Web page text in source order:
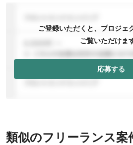
ご登録いただくと、プロジェ
ご覧いただけま
応募する
類似のフリーランス案